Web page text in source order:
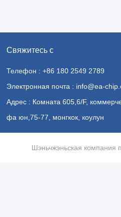
Свяжитесь с
Телефон : +86 180 2549 2789
Электронная почта : info@ea-
Адрес : Комната 605,6/F,
фа юн,75-77, монгкок, коулун
Шэньчжэньская компания